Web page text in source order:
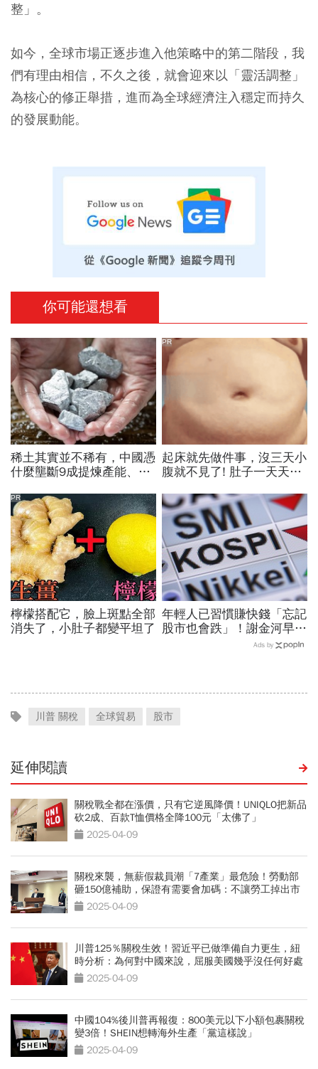
整」。
如今，全球市場正逐步進入他策略中的第二階段，我
們有理由相信，不久之後，就會迎來以「靈活調整」
為核心的修正舉措，進而為全球經濟注入穩定而持久
的發展動能。
你可能還想看
稀土其實並不稀有，中國憑
什麼壟斷9成提煉產能、掐
美中角力下，台灣最該擔心
的事
起床就先做件事，沒三天小
腹就不見了! 肚子一天天變
PR
檸檬搭配它，臉上斑點全部
消失了，小肚子都變平坦了
PR
年輕人已習慣賺快錢「忘記
股市也會跌」！謝金河早一
步示警南韓個股槓桿ETF會
Ads by
川普 關稅 全球貿易 股市
延伸閱讀
關稅戰全都在漲價，只有它逆風降價！UNIQLO把新品
砍2成、百款T恤價格全降100元「太佛了」
2025-04-09
關稅來襲，無薪假裁員潮「7產業」最危險！勞動部
砸150億補助，保證有需要會加碼：不讓勞工掉出市
場 2025-04-09
川普125％關稅生效！習近平已做準備自力更生，紐
時分析：為何對中國來說，屈服美國幾乎沒任何好處
2025-04-09
中國104%後川普再報復：800美元以下小額包裹關稅
變3倍！SHEIN想轉海外生產「黨這樣說」
2025-04-09